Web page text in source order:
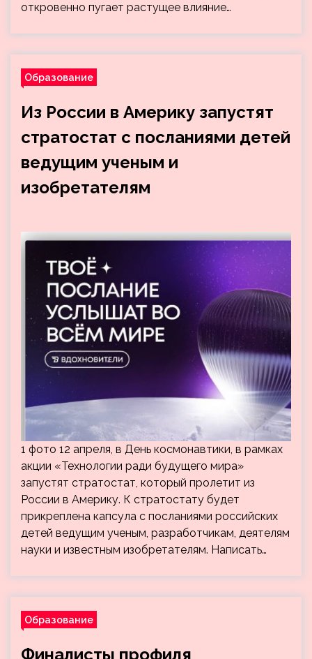
откровенно пугает растущее влияние…
Образование
Из России в Америку запустят
стратостат с посланиями детей
ведущим ученым и
изобретателям
1 фото 12 апреля, в День космонавтики, в рамках
акции «Технологии ради будущего мира»
запустят стратостат, который пролетит из
России в Америку. К стратостату будет
прикреплена капсула с посланиями российских
детей ведущим ученым, разработчикам, деятелям
науки и известным изобретателям. Написать…
Образование
Финалисты профиля